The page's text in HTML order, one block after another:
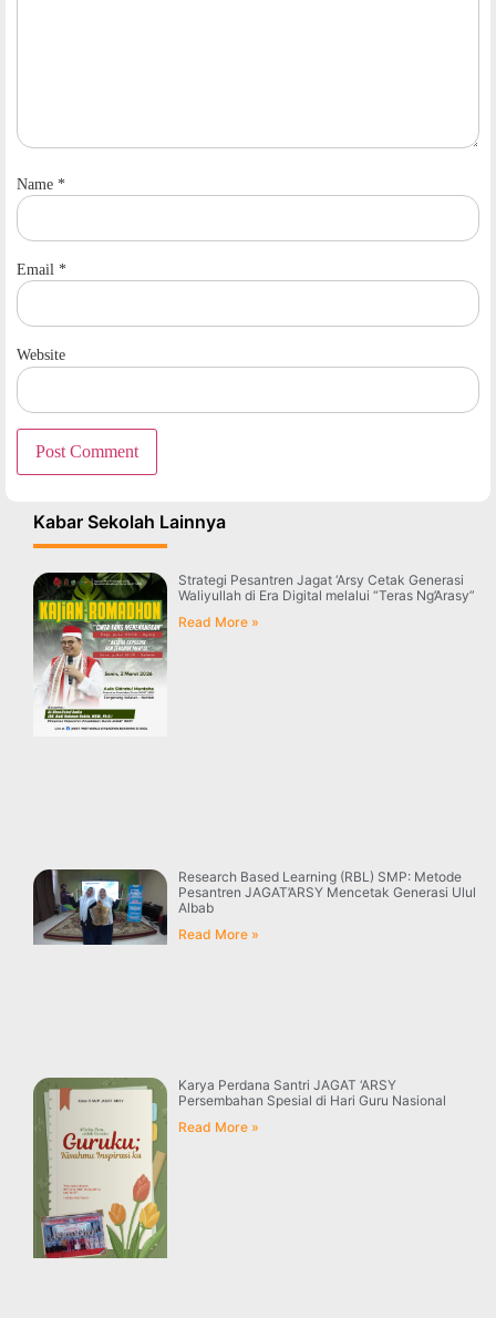
Name *
Email *
Website
Kabar Sekolah Lainnya
Strategi Pesantren Jagat ‘Arsy Cetak Generasi
Waliyullah di Era Digital melalui “Teras Ng’Arasy”
Read More »
Research Based Learning (RBL) SMP: Metode
Pesantren JAGAT’ARSY Mencetak Generasi Ulul
Albab
Read More »
Karya Perdana Santri JAGAT ‘ARSY
Persembahan Spesial di Hari Guru Nasional
Read More »